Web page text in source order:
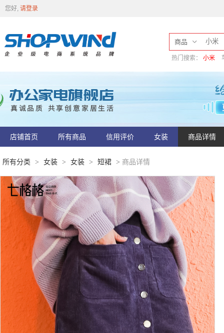
您好, 请登录
商品
热门搜索： 小米
店铺首页 所有商品 信用评价 女装 商品详情
所有分类 > 女装 > 女装 > 短裙 > 商品详情